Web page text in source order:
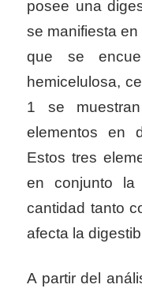
posee una
se manifiesta
que se
hemicelulosa,
1 se
elementos en
Estos tres
en conjunto la
cantidad tanto
afecta la
A partir del